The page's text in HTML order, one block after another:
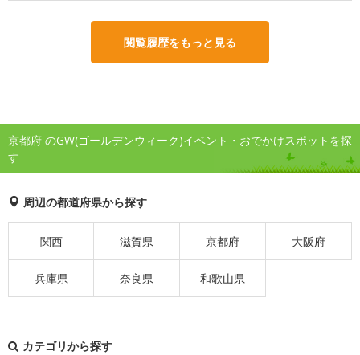
閲覧履歴をもっと見る
京都府 のGW(ゴールデンウィーク)イベント・おでかけスポットを探
す
周辺の都道府県から探す
関西 滋賀県 京都府 大阪府
兵庫県 奈良県 和歌山県
カテゴリから探す